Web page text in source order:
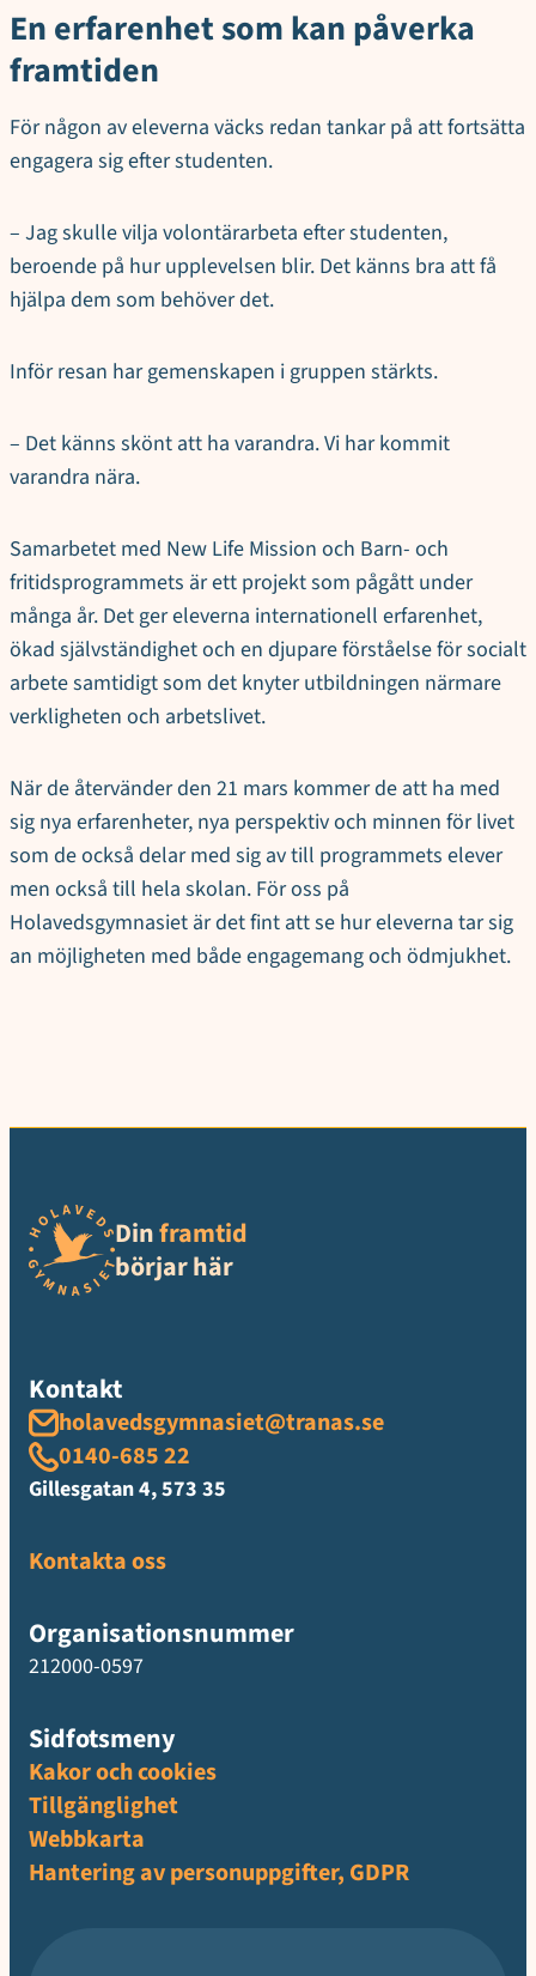
En erfarenhet som kan påverka
framtiden
För någon av eleverna väcks redan tankar på att fortsätta
engagera sig efter studenten.
– Jag skulle vilja volontärarbeta efter studenten,
beroende på hur upplevelsen blir. Det känns bra att få
hjälpa dem som behöver det.
Inför resan har gemenskapen i gruppen stärkts.
– Det känns skönt att ha varandra. Vi har kommit
varandra nära.
Samarbetet med New Life Mission och Barn- och
fritidsprogrammets är ett projekt som pågått under
många år. Det ger eleverna internationell erfarenhet,
ökad självständighet och en djupare förståelse för socialt
arbete samtidigt som det knyter utbildningen närmare
verkligheten och arbetslivet.
När de återvänder den 21 mars kommer de att ha med
sig nya erfarenheter, nya perspektiv och minnen för livet
som de också delar med sig av till programmets elever
men också till hela skolan. För oss på
Holavedsgymnasiet är det fint att se hur eleverna tar sig
an möjligheten med både engagemang och ödmjukhet.
Dinframtid
börjar här
Kontakt
holavedsgymnasiet@tranas.se
0140-685 22
Gillesgatan 4, 573 35
Kontakta oss
Organisationsnummer
212000-0597
Sidfotsmeny
Kakor och cookies
Tillgänglighet
Webbkarta
Hantering av personuppgifter, GDPR